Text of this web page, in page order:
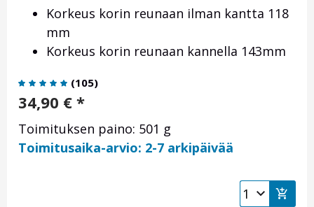
Korkeus korin reunaan ilman kantta 118
mm
Korkeus korin reunaan kannella 143mm
(105)
34,90 € *
Toimituksen paino: 501 g
Toimitusaika-arvio: 2-7 arkipäivää